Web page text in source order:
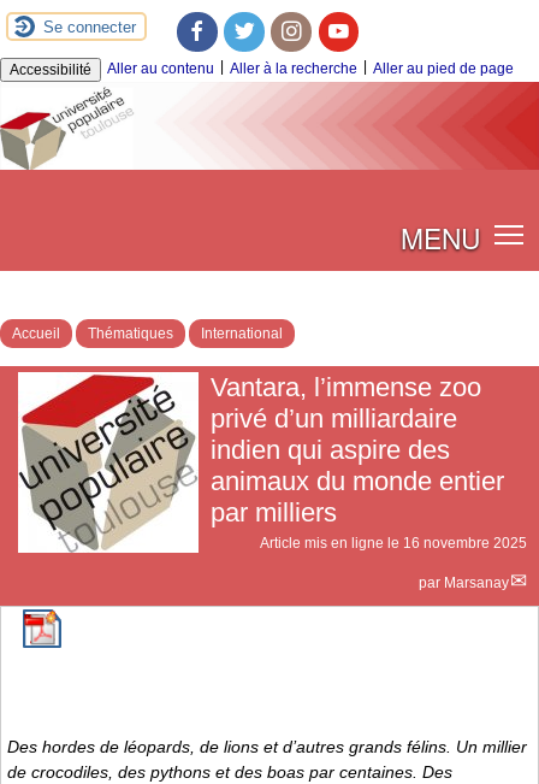
Se connecter
FacebookTwitter InstagramYoutube
Accessibilité Aller au contenu | Aller à la recherche | Aller au pied de page
MENU
Accueil Thématiques International
Vantara, l’immense zoo
privé d’un milliardaire
indien qui aspire des
animaux du monde entier
par milliers
Article mis en ligne le 16 novembre 2025
par Marsanay
Des hordes de léopards, de lions et d’autres grands félins. Un millier
de crocodiles, des pythons et des boas par centaines. Des